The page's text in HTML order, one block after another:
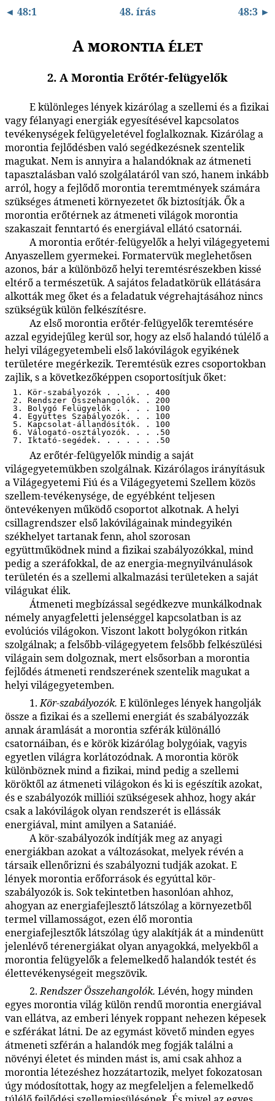
◄ 48:1 48. írás 48:3 ►
A morontia élet
2. A Morontia Erőtér-felügyelők
E különleges lények kizárólag a szellemi és a fizikai
vagy félanyagi energiák egyesítésével kapcsolatos
tevékenységek felügyeletével foglalkoznak. Kizárólag a
morontia fejlődésben való segédkezésnek szentelik
magukat. Nem is annyira a halandóknak az átmeneti
tapasztalásban való szolgálatáról van szó, hanem inkább
arról, hogy a fejlődő morontia teremtmények számára
szükséges átmeneti környezetet ők biztosítják. Ők a
morontia erőtérnek az átmeneti világok morontia
szakaszait fenntartó és energiával ellátó csatornái.
A morontia erőtér-felügyelők a helyi világegyetemi
Anyaszellem gyermekei. Formatervük meglehetősen
azonos, bár a különböző helyi teremtésrészekben kissé
eltérő a természetük. A sajátos feladatkörük ellátására
alkották meg őket és a feladatuk végrehajtásához nincs
szükségük külön felkészítésre.
Az első morontia erőtér-felügyelők teremtésére
azzal egyidejűleg kerül sor, hogy az első halandó túlélő a
helyi világegyetembeli első lakóvilágok egyikének
területére megérkezik. Teremtésük ezres csoportokban
zajlik, s a következőképpen csoportosítjuk őket:
1. Kör-szabályozók . . . . . 400
2. Rendszer Összehangolók. . 200
3. Bolygó Felügyelők . . . . 100
4. Együttes Szabályozók. . . 100
5. Kapcsolat-állandósítók. . 100
6. Válogató-osztályozók. . . .50
7. Iktató-segédek. . . . . . .50
Az erőtér-felügyelők mindig a saját
világegyetemükben szolgálnak. Kizárólagos irányításuk
a Világegyetemi Fiú és a Világegyetemi Szellem közös
szellem-tevékenysége, de egyébként teljesen
öntevékenyen működő csoportot alkotnak. A helyi
csillagrendszer első lakóvilágainak mindegyikén
székhelyet tartanak fenn, ahol szorosan
együttműködnek mind a fizikai szabályozókkal, mind
pedig a szeráfokkal, de az energia-megnyilvánulások
területén és a szellemi alkalmazási területeken a saját
világukat élik.
Átmeneti megbízással segédkezve munkálkodnak
némely anyagfeletti jelenséggel kapcsolatban is az
evolúciós világokon. Viszont lakott bolygókon ritkán
szolgálnak; a felsőbb-világegyetem felsőbb felkészülési
világain sem dolgoznak, mert elsősorban a morontia
fejlődés átmeneti rendszerének szentelik magukat a
helyi világegyetemben.
1.Kör-szabályozók. E különleges lények hangolják
össze a fizikai és a szellemi energiát és szabályozzák
annak áramlását a morontia szférák különálló
csatornáiban, és e körök kizárólag bolygóiak, vagyis
egyetlen világra korlátozódnak. A morontia körök
különböznek mind a fizikai, mind pedig a szellemi
köröktől az átmeneti világokon és ki is egészítik azokat,
és e szabályozók milliói szükségesek ahhoz, hogy akár
csak a lakóvilágok olyan rendszerét is ellássák
energiával, mint amilyen a Sataniáé.
A kör-szabályozók indítják meg az anyagi
energiákban azokat a változásokat, melyek révén a
társaik ellenőrizni és szabályozni tudják azokat. E
lények morontia erőforrások és egyúttal kör-
szabályozók is. Sok tekintetben hasonlóan ahhoz,
ahogyan az energiafejlesztő látszólag a környezetből
termel villamosságot, ezen élő morontia
energiafejlesztők látszólag úgy alakítják át a mindenütt
jelenlévő térenergiákat olyan anyagokká, melyekből a
morontia felügyelők a felemelkedő halandók testét és
élettevékenységeit megszövik.
2.Rendszer Összehangolók. Lévén, hogy minden
egyes morontia világ külön rendű morontia energiával
van ellátva, az emberi lények roppant nehezen képesek
e szférákat látni. De az egymást követő minden egyes
átmeneti szférán a halandók meg fogják találni a
növényi életet és minden mást is, ami csak ahhoz a
morontia létezéshez hozzátartozik, melyet fokozatosan
úgy módosítottak, hogy az megfeleljen a felemelkedő